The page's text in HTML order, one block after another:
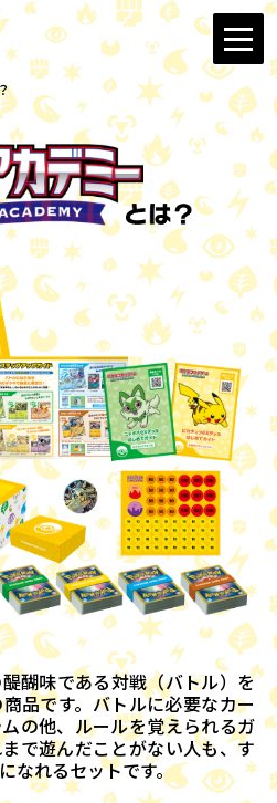
醐味である対戦（バトル）を
品です。バトルに必要なカー
の他、ルールを覚えられるガ
で遊んだことがない人も、す
なれるセットです。